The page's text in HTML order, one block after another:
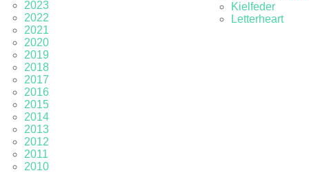
2023
2022
2021
2020
2019
2018
2017
2016
2015
2014
2013
2012
2011
2010
Kielfeder
Letterheart